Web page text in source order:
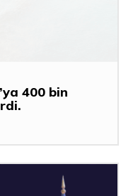
400 bin